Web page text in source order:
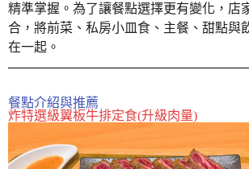
精準掌握。為了讓餐點選擇更有變化，店
合，將前菜、私房小皿食、主餐、甜點與
在一起。
餐點介紹與推薦
炸特選級翼板牛排定食(升級肉量)